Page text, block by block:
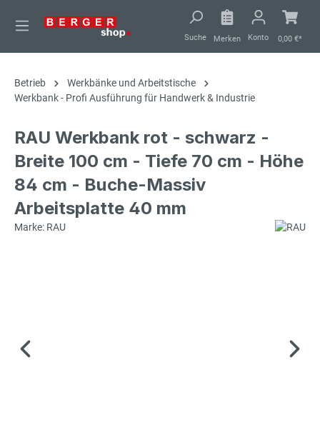
springen
Suche Merken Konto 0,00 €*
Betrieb
Werkbänke und Arbeitstische
Werkbank - Profi Ausführung für Handwerk & Industrie
RAU Werkbank rot - schwarz -
Breite 100 cm - Tiefe 70 cm - Höhe
84 cm - Buche-Massiv
Arbeitsplatte 40 mm
Marke: RAU